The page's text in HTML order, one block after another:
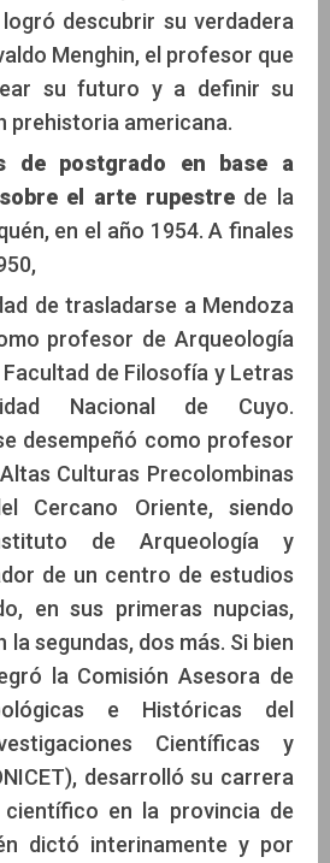
descubrir su verdadera
Menghin, el profesor que
su futuro y a definir su
prehistoria americana.
de postgrado en base a
el arte rupestrede la
en el año 1954. A finales
de trasladarse a Mendoza
profesor de Arqueología
de Filosofía y Letras
Nacional de Cuyo.
desempeñó como profesor
Culturas Precolombinas
Cercano Oriente, siendo
de Arqueología y
de un centro de estudios
en sus primeras nupcias,
la segundas, dos más. Si bien
la Comisión Asesora de
e Históricas del
Científicas y
desarrolló su carrera
en la provincia de
dictó interinamente y por